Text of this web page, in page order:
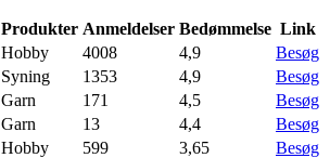
Produkter Anmeldelser Bedømmelse Link
Hobby 4008 4,9
Besøg
Syning 1353 4,9
Besøg
Garn 171 4,5
Besøg
Garn 13 4,4
Besøg
Hobby 599 3,65
Besøg